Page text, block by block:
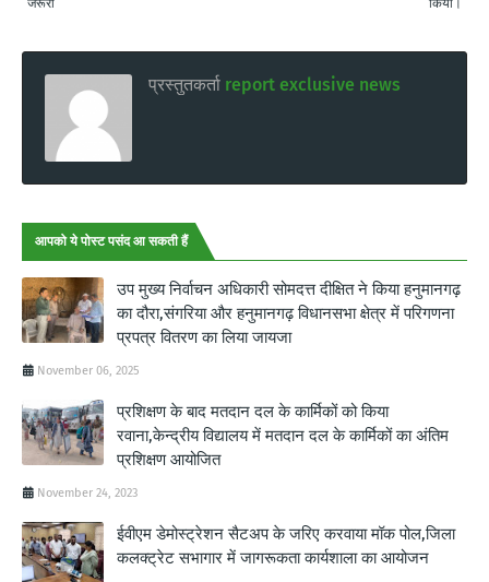
प्रस्तुतकर्ता report exclusive news
आपको ये पोस्ट पसंद आ सकती हैं
उप मुख्य निर्वाचन अधिकारी सोमदत्त दीक्षित ने किया हनुमानगढ़
का दौरा,संगरिया और हनुमानगढ़ विधानसभा क्षेत्र में परिगणना
प्रपत्र वितरण का लिया जायजा
November 06, 2025
प्रशिक्षण के बाद मतदान दल के कार्मिकों को किया
रवाना,केन्द्रीय विद्यालय में मतदान दल के कार्मिकों का अंतिम
प्रशिक्षण आयोजित
November 24, 2023
ईवीएम डेमोस्ट्रेशन सैटअप के जरिए करवाया मॉक पोल,जिला
कलक्ट्रेट सभागार में जागरूकता कार्यशाला का आयोजन